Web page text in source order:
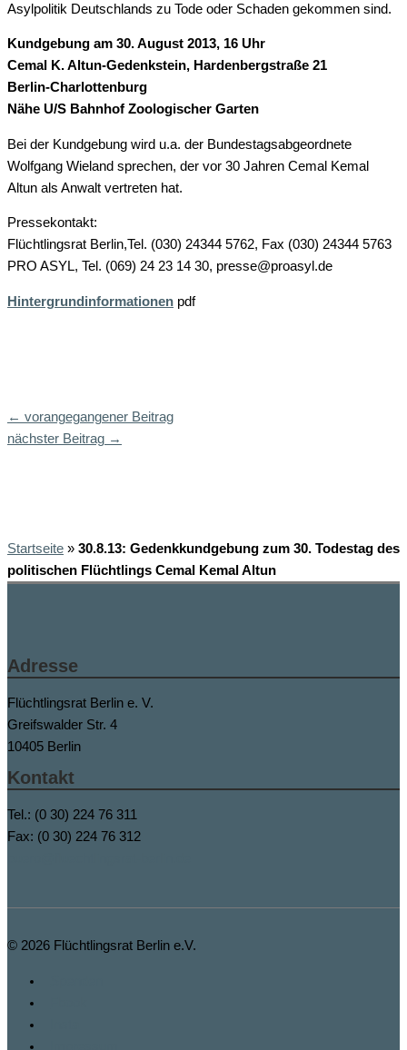
Asylpolitik Deutschlands zu Tode oder Schaden gekommen sind.
Kundgebung am 30. August 2013, 16 Uhr
Cemal K. Altun-Gedenkstein, Hardenbergstraße 21
Berlin-Charlottenburg
Nähe U/S Bahnhof Zoologischer Garten
Bei der Kundgebung wird u.a. der Bundestagsabgeordnete
Wolfgang Wieland sprechen, der vor 30 Jahren Cemal Kemal
Altun als Anwalt vertreten hat.
Pressekontakt:
Flüchtlingsrat Berlin,Tel. (030) 24344 5762, Fax (030) 24344 5763
PRO ASYL, Tel. (069) 24 23 14 30, presse@proasyl.de
Hintergrundinformationen pdf
← vorangegangener Beitrag
nächster Beitrag →
Startseite » 30.8.13: Gedenkkundgebung zum 30. Todestag des
politischen Flüchtlings Cemal Kemal Altun
Adresse
Flüchtlingsrat Berlin e. V.
Greifswalder Str. 4
10405 Berlin
Kontakt
Tel.: (0 30) 224 76 311
Fax: (0 30) 224 76 312
© 2026 Flüchtlingsrat Berlin e.V.